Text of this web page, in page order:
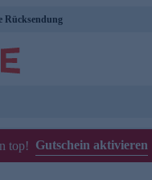
Rücksendung
top! Gutschein aktivieren